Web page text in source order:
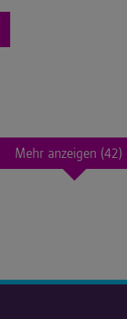
Mehr anzeigen (42)